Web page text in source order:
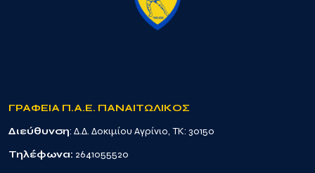
ΓΡΑΦΕΙΑ Π.Α.Ε. ΠΑΝΑΙΤΩΛΙΚΟΣ
Διεύθυνση: Δ.Δ. Δοκιμίου Αγρίνιο, TK: 30150
Τηλέφωνα: 2641055520